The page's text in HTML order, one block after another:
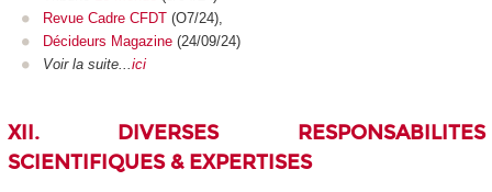
Revue Cadre CFDT (O7/24),
Décideurs Magazine (24/09/24)
Voir la suite... ici
XII. DIVERSES RESPONSABILITES
SCIENTIFIQUES & EXPERTISES